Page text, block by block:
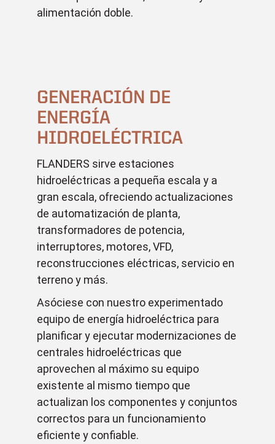
alimentación doble.
GENERACIÓN DE
ENERGÍA
HIDROELÉCTRICA
FLANDERS sirve estaciones
hidroeléctricas a pequeña escala y a
gran escala, ofreciendo actualizaciones
de automatización de planta,
transformadores de potencia,
interruptores, motores, VFD,
reconstrucciones eléctricas, servicio en
terreno y más.
Asóciese con nuestro experimentado
equipo de energía hidroeléctrica para
planificar y ejecutar modernizaciones de
centrales hidroeléctricas que
aprovechen al máximo su equipo
existente al mismo tiempo que
actualizan los componentes y conjuntos
correctos para un funcionamiento
eficiente y confiable.